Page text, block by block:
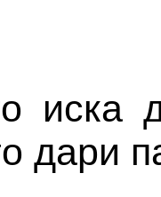
иска
дари